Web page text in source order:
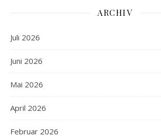
ARCHIV
Juli 2026
Juni 2026
Mai 2026
April 2026
Februar 2026